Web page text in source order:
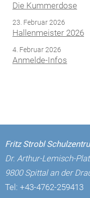
Die Kummerdose
23. Februar 2026
Hallenmeister 2026
4. Februar 2026
Anmelde-Infos
Fritz Strobl
Dr. Arthur-Lemisch-
9800 Spittal an der
Tel: +43-4762-259413